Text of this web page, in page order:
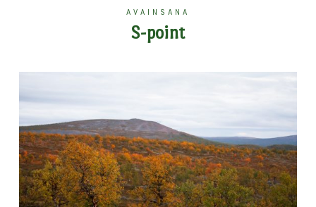
AVAINSANA
S-point